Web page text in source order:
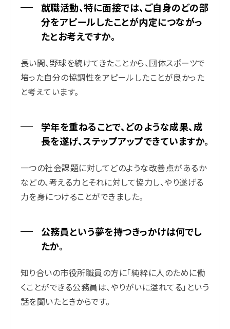
就職活動、特に面接では、ご自身のどの部
分をアピールしたことが内定につながっ
たとお考えですか。
長い間、野球を続けてきたことから、団体スポーツで
培った自分の協調性をアピールしたことが良かった
と考えています。
学年を重ねることで、どのような成果、成
長を遂げ、ステップアップできていますか。
一つの社会課題に対してどのような改善点があるか
などの、考える力とそれに対して協力し、やり遂げる
力を身につけることができました。
公務員という夢を持つきっかけは何でし
たか。
知り合いの市役所職員の方に「純粋に人のために働
くことができる公務員は、やりがいに溢れてる」という
話を聞いたときからです。